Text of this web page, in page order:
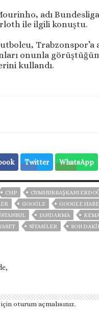
adı
ile ilgili konuştu.
Trabzonspor’a
onunla
kullandı.
Twitter WhatsApp
CHP CUMHURBAŞKANI
GOOGLE GOOGLE
ISTANBUL JANDARMA
SİYASİLER SON
oturum açmalısınız.